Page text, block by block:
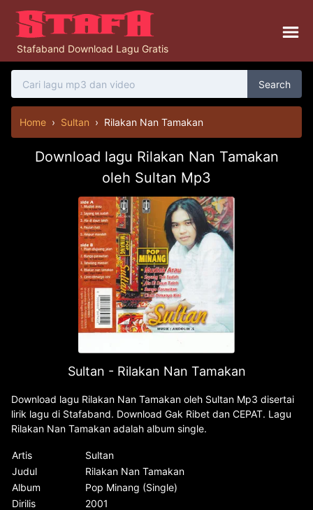
Stafaband Download Lagu Gratis
Search
Home › Sultan › Rilakan Nan Tamakan
Download lagu Rilakan Nan Tamakan
oleh Sultan Mp3
Sultan - Rilakan Nan Tamakan
Download lagu Rilakan Nan Tamakan oleh Sultan Mp3 disertai
lirik lagu di Stafaband. Download Gak Ribet dan CEPAT. Lagu
Rilakan Nan Tamakan adalah album single.
Artis
Sultan
Judul
Rilakan Nan Tamakan
Album
Pop Minang (Single)
Dirilis
2001